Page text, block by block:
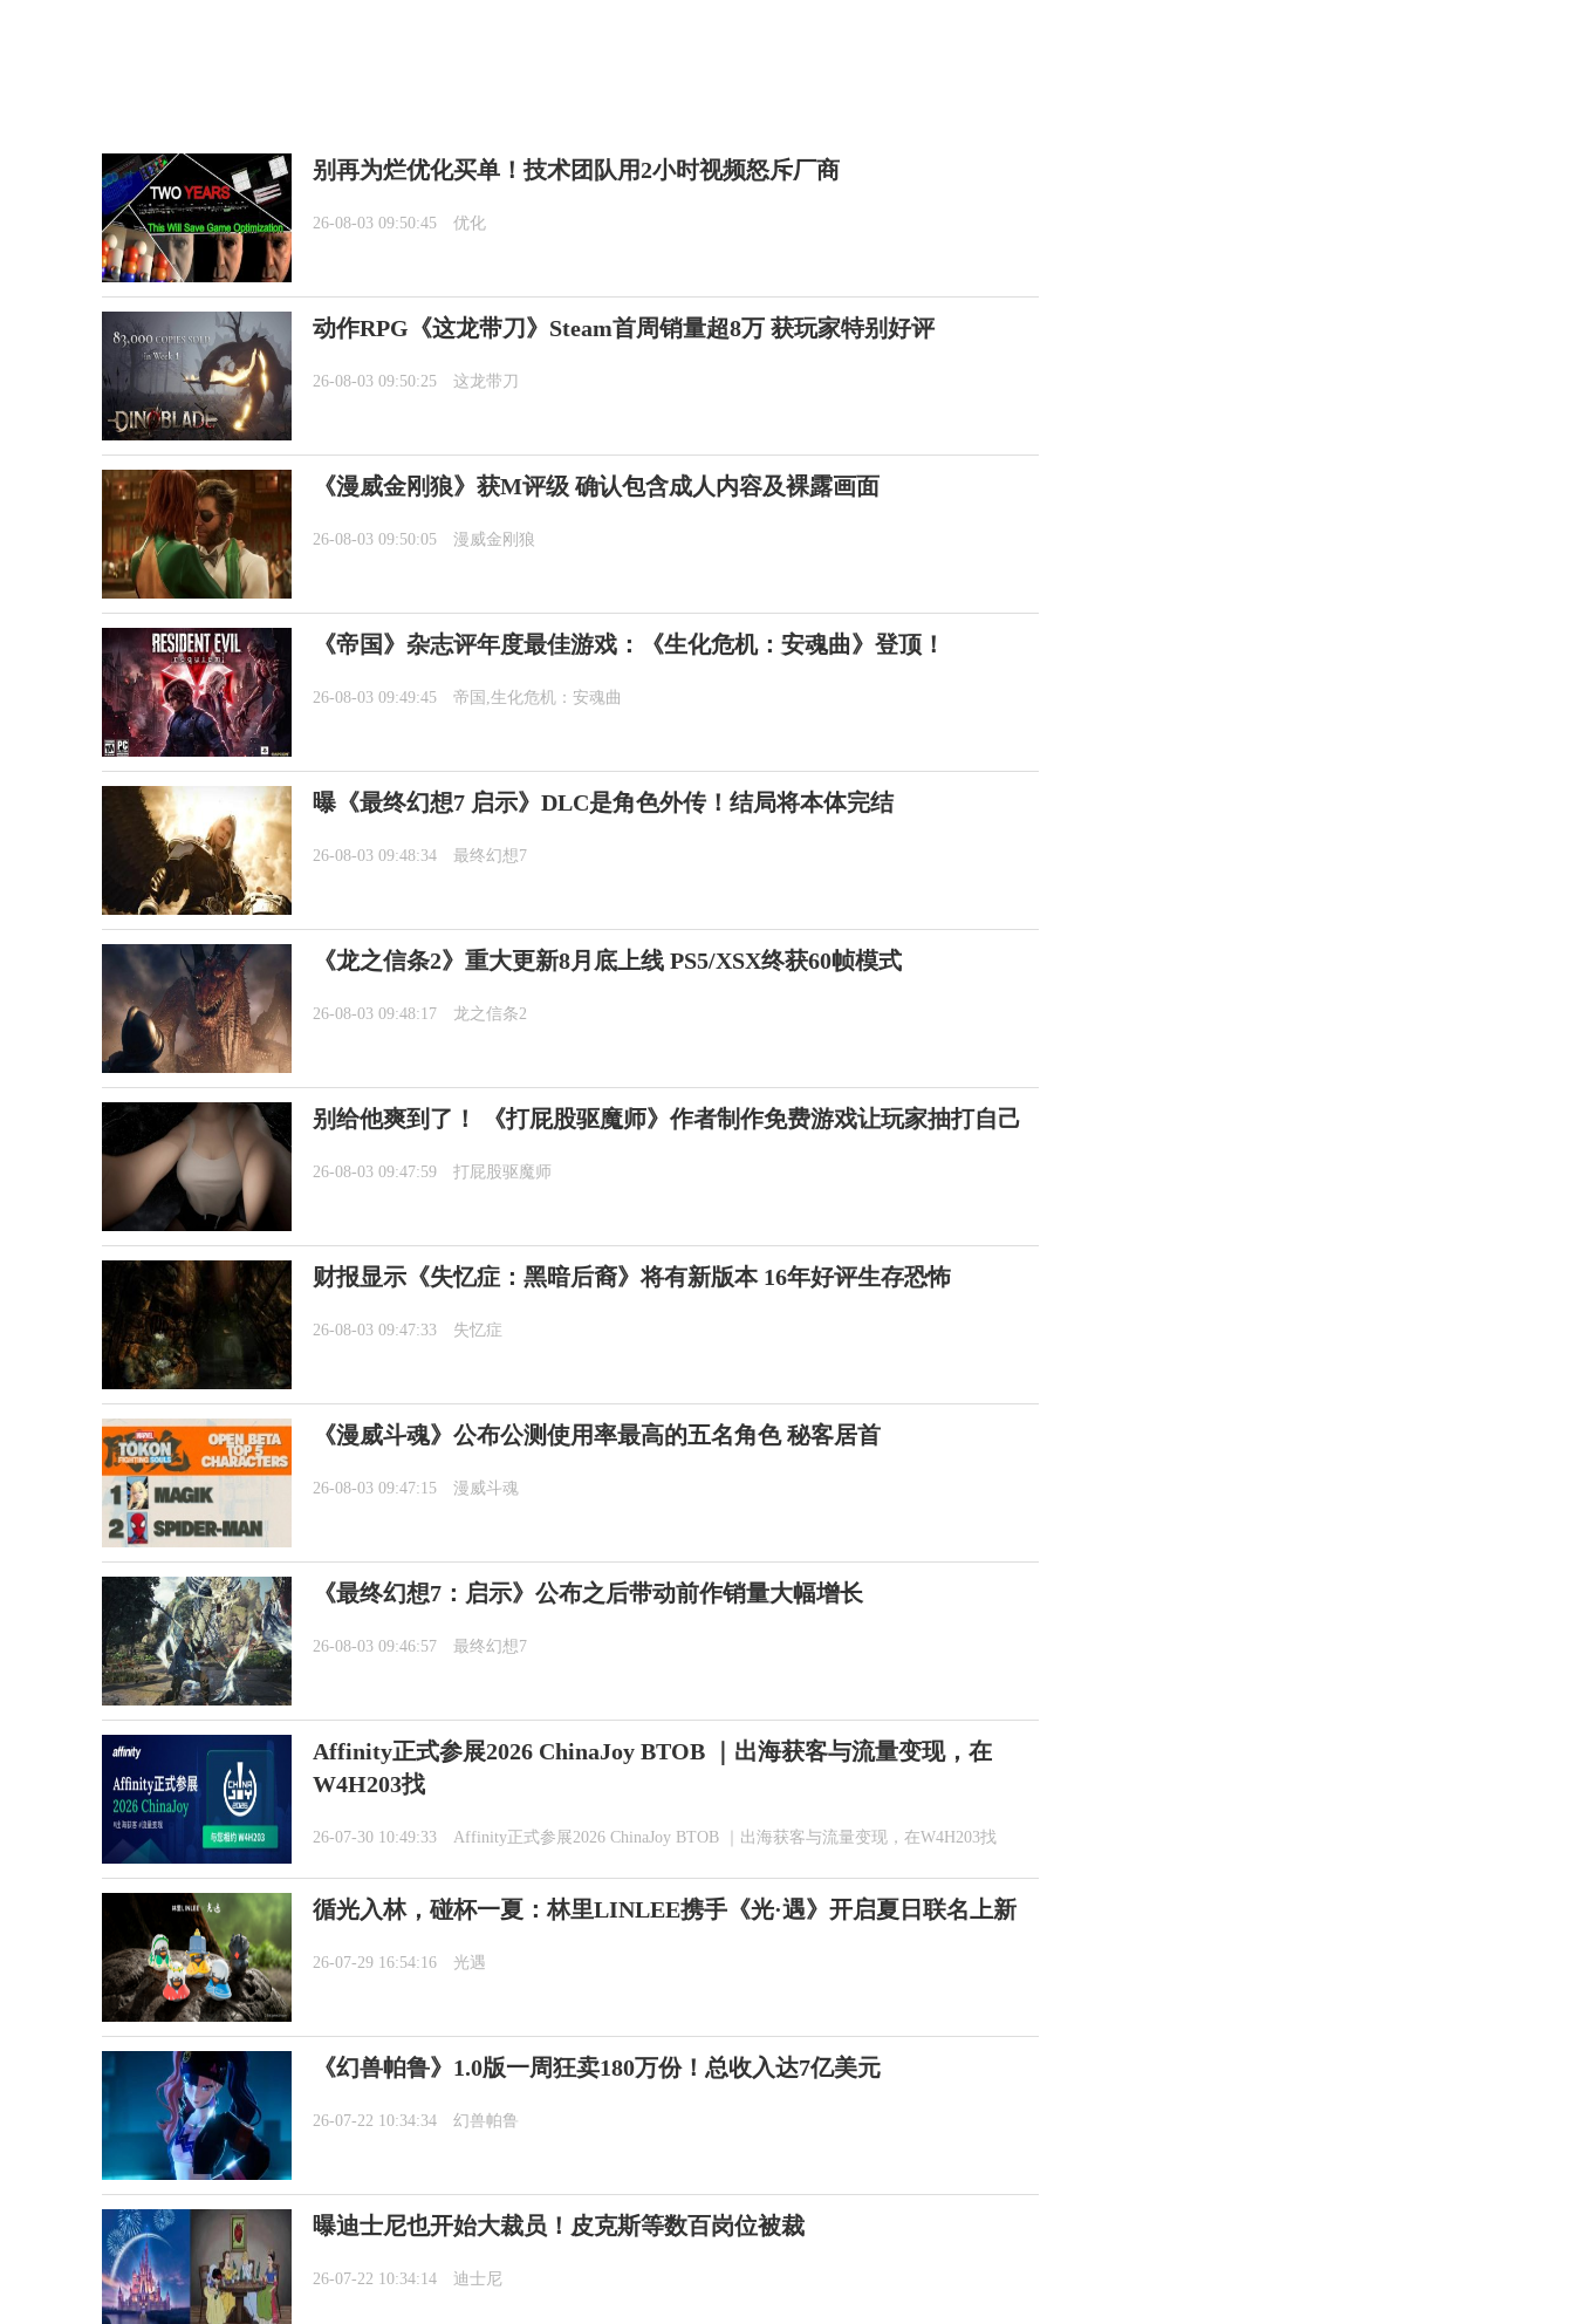
别再为烂优化买单！技术团队用2小时视频怒斥厂商
26-08-03 09:50:45 优化
动作RPG《这龙带刀》Steam首周销量超8万 获玩家特别好评
26-08-03 09:50:25 这龙带刀
《漫威金刚狼》获M评级 确认包含成人内容及裸露画面
26-08-03 09:50:05 漫威金刚狼
《帝国》杂志评年度最佳游戏：《生化危机：安魂曲》登顶！
26-08-03 09:49:45 帝国,生化危机：安魂曲
曝《最终幻想7 启示》DLC是角色外传！结局将本体完结
26-08-03 09:48:34 最终幻想7
《龙之信条2》重大更新8月底上线 PS5/XSX终获60帧模式
26-08-03 09:48:17 龙之信条2
别给他爽到了！ 《打屁股驱魔师》作者制作免费游戏让玩家抽打自己
26-08-03 09:47:59 打屁股驱魔师
财报显示《失忆症：黑暗后裔》将有新版本 16年好评生存恐怖
26-08-03 09:47:33 失忆症
《漫威斗魂》公布公测使用率最高的五名角色 秘客居首
26-08-03 09:47:15 漫威斗魂
《最终幻想7：启示》公布之后带动前作销量大幅增长
26-08-03 09:46:57 最终幻想7
Affinity正式参展2026 ChinaJoy BTOB ｜出海获客与流量变现，在
W4H203找
26-07-30 10:49:33 Affinity正式参展2026 ChinaJoy BTOB ｜出海获客与流量变现，在W4H203找
循光入林，碰杯一夏：林里LINLEE携手《光·遇》开启夏日联名上新
26-07-29 16:54:16 光遇
《幻兽帕鲁》1.0版一周狂卖180万份！总收入达7亿美元
26-07-22 10:34:34 幻兽帕鲁
曝迪士尼也开始大裁员！皮克斯等数百岗位被裁
26-07-22 10:34:14 迪士尼